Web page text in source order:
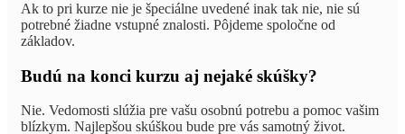
Ak to pri kurze nie je špeciálne uvedené inak tak nie, nie sú
potrebné žiadne vstupné znalosti. Pôjdeme spoločne od
základov.
Budú na konci kurzu aj nejaké skúšky?
Nie. Vedomosti slúžia pre vašu osobnú potrebu a pomoc vašim
blízkym. Najlepšou skúškou bude pre vás samotný život.